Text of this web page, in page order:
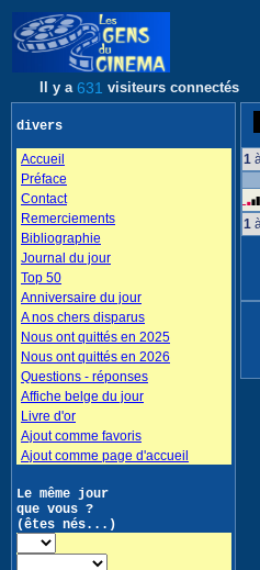
Il y a 631 visiteurs connectés
divers
Accueil
Préface
Contact
Remerciements
Bibliographie
Journal du jour
Top 50
Anniversaire du jour
A nos chers disparus
Nous ont quittés en 2025
Nous ont quittés en 2026
Questions - réponses
Affiche belge du jour
Livre d'or
Ajout comme favoris
Ajout comme page d'accueil
Le même jour
que vous ?
(êtes nés...)
1
1